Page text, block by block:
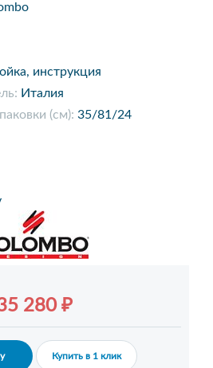
инструкция
Италия
(см): 35/81/24
280 ₽
Купить в 1 клик